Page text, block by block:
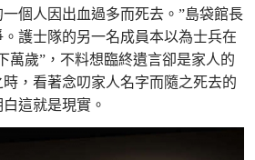
個人因出血過多而死去。”島袋館長
護士隊的另一名成員本以為士兵在
萬歲”，不料想臨終遺言卻是家人的
，看著念叨家人名字而隨之死去的
這就是現實。